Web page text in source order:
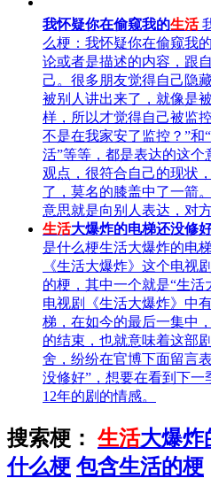
我怀疑你在偷窥我的生活
么梗：我怀疑你在偷窥我
论或者是描述的内容，跟
己。很多朋友觉得自己隐
被别人讲出来了，就像是
样，所以才觉得自己被监
不是在我家安了监控？”和
活”等等，都是表达的这
观点，很符合自己的现状
了，莫名的膝盖中了一箭
意思就是向别人表达，对
生活大爆炸的电梯还没修
是什么梗生活大爆炸的电
《生活大爆炸》这个电视
的梗，其中一个就是“生
电视剧《生活大爆炸》中
梯，在如今的最后一集中
的结束，也就意味着这部
舍，纷纷在官博下面留言
没修好”，想要在看到下
12年的剧的情感。
搜索梗： 生活大爆炸
什么梗 包含生活的梗